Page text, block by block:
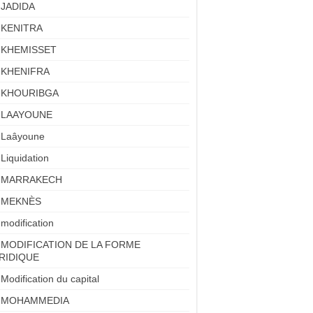
JADIDA
KENITRA
KHEMISSET
KHENIFRA
KHOURIBGA
LAAYOUNE
Laâyoune
Liquidation
MARRAKECH
MEKNÈS
modification
MODIFICATION DE LA FORME
Modification du capital
MOHAMMEDIA